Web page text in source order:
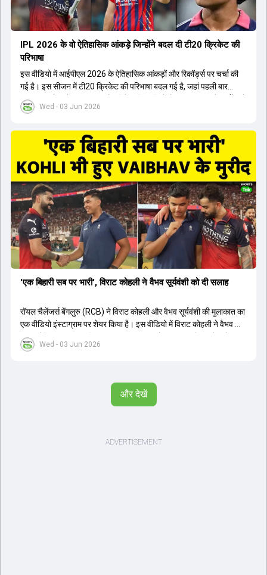
Wed - 03 Jun 2026
IPL 2026 के वो ऐतिहासिक आंकड़े जिन्होंने बदल दी टी20 क्रिकेट की
परिभाषा
इस वीडियो में आईपीएल 2026 के ऐतिहासिक आंकड़ों और रिकॉर्ड्स पर चर्चा की
गई है। इस सीजन में टी20 क्रिकेट की परिभाषा बदल गई है, जहां पहली बार
भारतीय बल्लेबाजों का स्ट्राइक रेट विदेशी खिलाड़ियों से ज्यादा रहा। पूरे टूर्नामेंट में
1426 छक्के लगे और 65 बार टीमों ने 200 से ज्यादा का स्कोर बनाया, जो एक
स्ट्राइक रेट के साथ मोस्ट वैल्युएबल प्लेयर का खिताब जीता। इसके अलावा पंजाब
और बेंगलुरु के प्रदर्शन के साथ-साथ लक्ष्य का पीछा करने वाली टीमों की सफलता
के आंकड़ों का भी विश्लेषण किया गया है।
Wed - 03 Jun 2026
'एक बिहारी सब पर भारी', विराट कोहली ने वैभव सूर्यवंशी को दी सलाह
रॉयल चैलेंजर्स बेंगलुरु (RCB) ने विराट कोहली और वैभव सूर्यवंशी की मुलाकात का
एक वीडियो इंस्टाग्राम पर शेयर किया है। इस वीडियो में विराट कोहली ने वैभव को
सलाह देते हुए कहा, 'एक बिहारी सब पर भारी। बस गेम खत्म।' कोहली ने उन्हें खुद
पर विश्वास रखने और नकारात्मक बातों पर ध्यान न देने की सलाह दी। आईपीएल
सीरीज खेलेंगे। वहीं, विराट कोहली लंदन रवाना हो गए हैं और अगली वनडे सीरीज में
और देखें